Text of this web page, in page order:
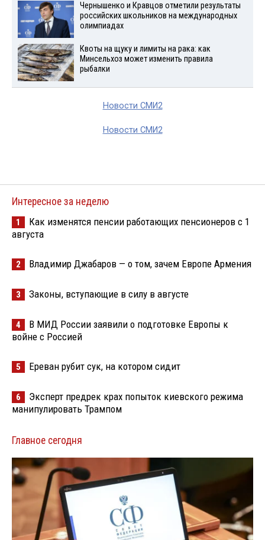
Чернышенко и Кравцов отметили результаты
российских школьников на международных
олимпиадах
Квоты на щуку и лимиты на рака: как
Минсельхоз может изменить правила
рыбалки
Новости СМИ2
Новости СМИ2
Интересное за неделю
1
Как изменятся пенсии работающих пенсионеров с 1
августа
2 Владимир Джабаров — о том, зачем Европе Армения
3 Законы, вступающие в силу в августе
4
В МИД России заявили о подготовке Европы к
войне с Россией
5 Ереван рубит сук, на котором сидит
6
Эксперт предрек крах попыток киевского режима
манипулировать Трампом
Главное сегодня